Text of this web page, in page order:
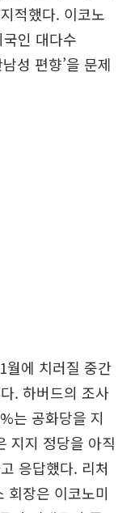
적했다. 이코노
인 대다수
성 편향’을 문제
월에 치러질 중간
. 하버드의 조사
는 공화당을 지
지지 정당을 아직
응답했다. 리처
회장은 이코노미